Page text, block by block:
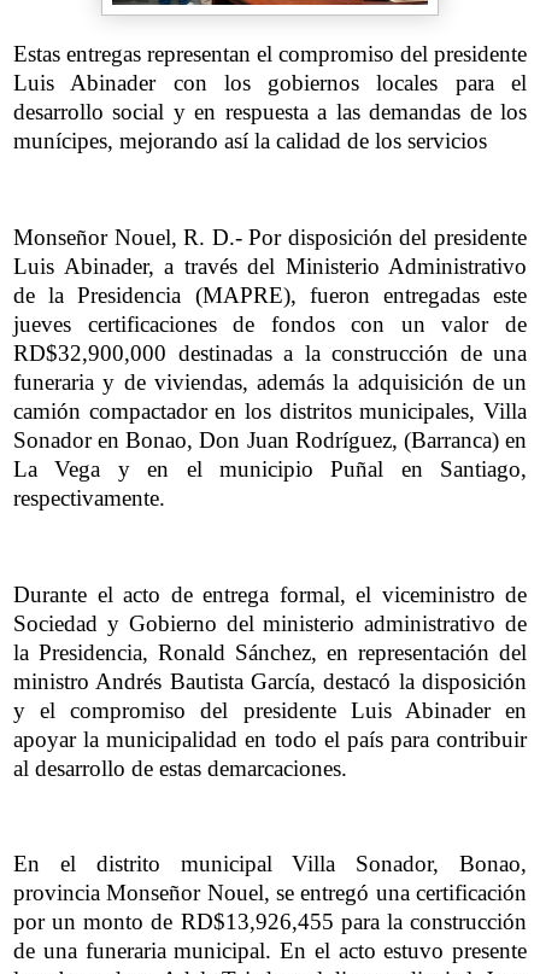
Estas entregas representan el compromiso del presidente
Luis Abinader con los gobiernos locales para el
desarrollo social y en respuesta a las demandas de los
munícipes, mejorando así la calidad de los servicios
Monseñor Nouel, R. D.- Por disposición del presidente
Luis Abinader, a través del Ministerio Administrativo
de la Presidencia (MAPRE), fueron entregadas este
jueves certificaciones de fondos con un valor de
RD$32,900,000 destinadas a la construcción de una
funeraria y de viviendas, además la adquisición de un
camión compactador en los distritos municipales, Villa
Sonador en Bonao, Don Juan Rodríguez, (Barranca) en
La Vega y en el municipio Puñal en Santiago,
respectivamente.
Durante el acto de entrega formal, el viceministro de
Sociedad y Gobierno del ministerio administrativo de
la Presidencia, Ronald Sánchez, en representación del
ministro Andrés Bautista García, destacó la disposición
y el compromiso del presidente Luis Abinader en
apoyar la municipalidad en todo el país para contribuir
al desarrollo de estas demarcaciones.
En el distrito municipal Villa Sonador, Bonao,
provincia Monseñor Nouel, se entregó una certificación
por un monto de RD$13,926,455 para la construcción
de una funeraria municipal. En el acto estuvo presente